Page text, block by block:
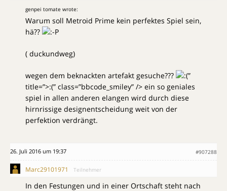
genpei tomate wrote:
Warum soll Metroid Prime kein perfektes Spiel sein,
hä??
( duckundweg)
wegen dem beknackten artefakt gesuche???
:(”
title=”>:(” class=”bbcode_smiley” /> ein so geniales
spiel in allen anderen elangen wird durch diese
hirnrissige designentscheidung weit von der
perfektion verdrängt.
26. Juli 2016 um 19:37 #907288
Marc29101971 Teilnehmer
In den Festungen und in einer Ortschaft steht nach